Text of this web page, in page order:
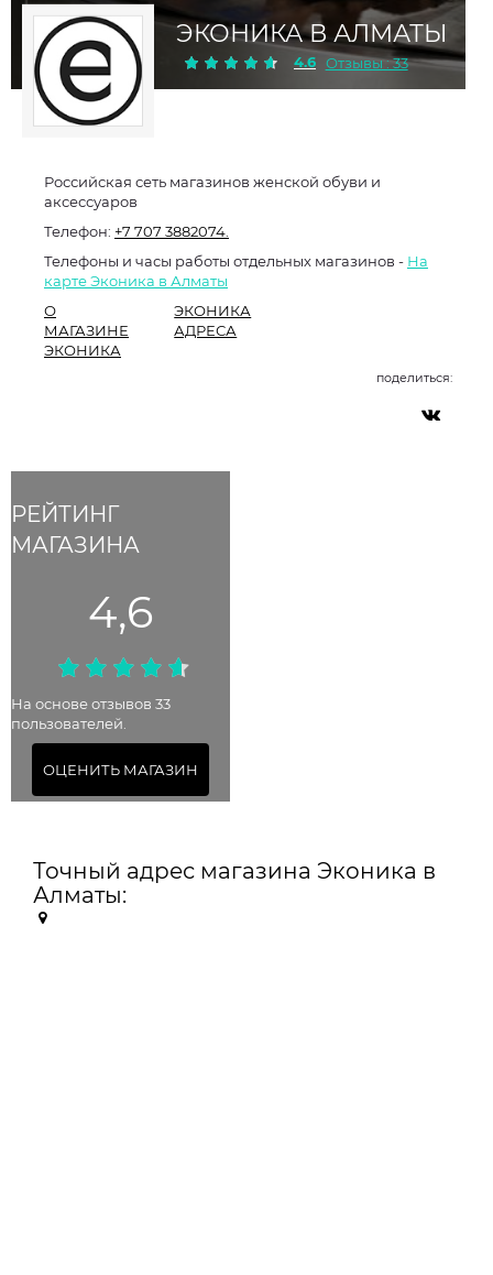
ЭКОНИКА В АЛМАТЫ
4.6 Отзывы : 33
РЕЙТИНГ
МАГАЗИНА
4,6
На основе отзывов 33
пользователей.
ОЦЕНИТЬ МАГАЗИН
Российская сеть магазинов женской обуви и
аксессуаров
Телефон: +7 707 3882074.
Телефоны и часы работы отдельных магазинов - На
карте Эконика в Алматы
О
МАГАЗИНЕ
ЭКОНИКА
ЭКОНИКА
АДРЕСА
поделиться:
Точный адрес магазина Эконика в
Алматы: